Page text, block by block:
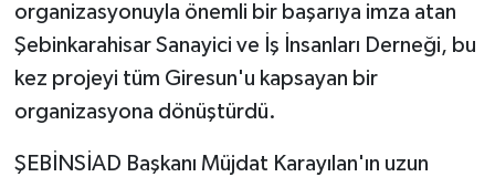
organizasyonuyla önemli bir başarıya imza atan
Şebinkarahisar Sanayici ve İş İnsanları Derneği, bu
kez projeyi tüm Giresun'u kapsayan bir
organizasyona dönüştürdü.
ŞEBİNSİAD Başkanı Müjdat Karayılan'ın uzun